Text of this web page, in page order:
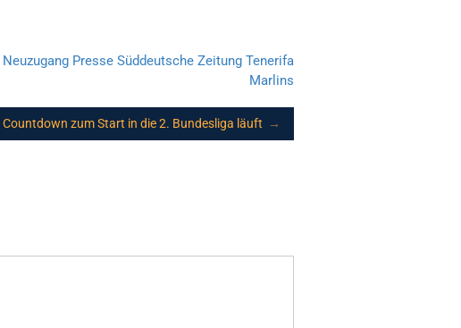
Neuzugang Presse Süddeutsche Zeitung Tenerifa
Marlins
Countdown zum Start in die 2. Bundesliga läuft →